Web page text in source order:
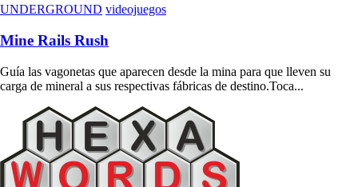
UNDERGROUND videojuegos
Mine Rails Rush
Guía las vagonetas que aparecen desde la mina para que lleven su
carga de mineral a sus respectivas fábricas de destino.Toca...